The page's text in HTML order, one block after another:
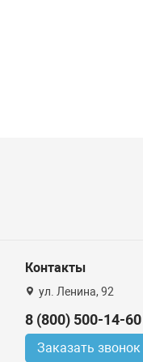
Контакты
ул. Ленина, 92
8 (800) 500-14-60
Заказать звонок